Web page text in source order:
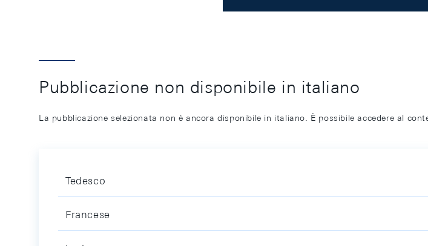
Pubblicazione non disponibile in italiano
La pubblicazione selezionata non è ancora disponibile in italiano. È possibile accedere al
Tedesco
Francese